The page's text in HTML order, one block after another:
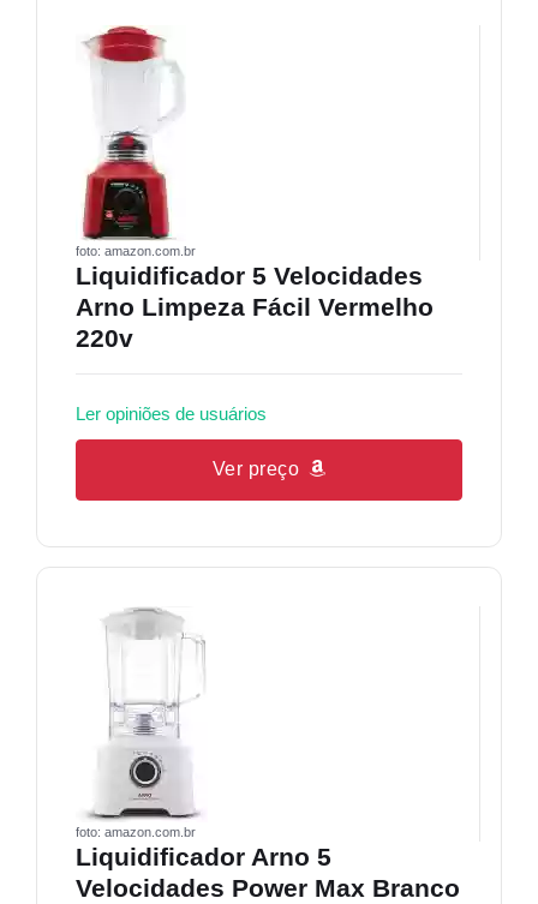
foto: amazon.com.br
Liquidificador 5 Velocidades
Arno Limpeza Fácil Vermelho
220v
Ler opiniões de usuários
Ver preço
foto: amazon.com.br
Liquidificador Arno 5
Velocidades Power Max Branco